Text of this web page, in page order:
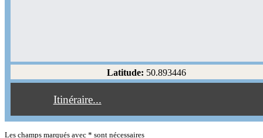
Latitude: 50.893446
Itinéraire...
Éviter les autoroutes
Éviter les péages
Reset
Les champs marqués avec * sont nécessaires